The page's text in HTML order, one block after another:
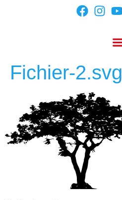
Fichier-2.svg